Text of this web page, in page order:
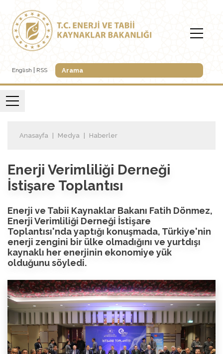
English RSS
Anasayfa Medya Haberler
Enerji Verimliliği Derneği
İstişare Toplantısı
Enerji ve Tabii Kaynaklar Bakanı Fatih Dönmez,
Enerji Verimliliği Derneği İstişare
Toplantısı'nda yaptığı konuşmada, Türkiye'nin
enerji zengini bir ülke olmadığını ve yurtdışı
kaynaklı her enerjinin ekonomiye yük
olduğunu söyledi.